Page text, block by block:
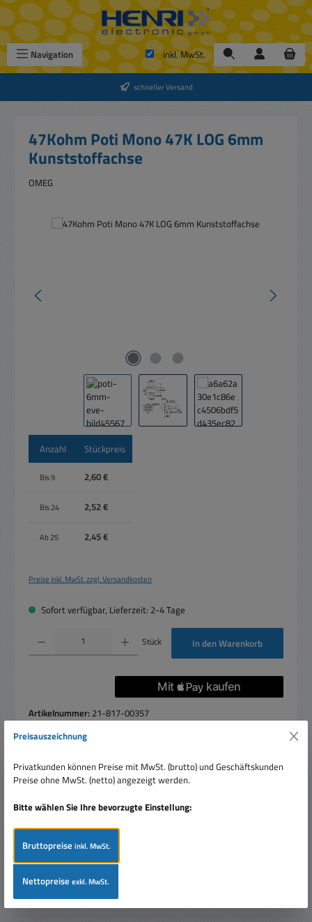
Zum Hauptinhalt springen
Navigation inkl. MwSt.
schneller Versand
47Kohm Poti Mono 47K LOG 6mm
Kunststoffachse
OMEG
Bildergalerie überspringen
Anzahl Stückpreis
Bis9 2,60 €
Bis24 2,52 €
Ab 25 2,45 €
Preise inkl. MwSt. zzgl. Versandkosten
Sofort verfügbar, Lieferzeit: 2-4 Tage
Produkt Anzahl: Gib den gewünschten Wert ein oder benutze die Schaltflächen um
Stück In den Warenkorb
Artikelnummer: 21-817-00357
Beschreibung
Potentiometer 6mm Kunststoffachse Leistung 0,2W
(logarithmisch)…Mehr
Bewertungen
Preisauszeichnung
Privatkunden können Preise mit MwSt. (brutto) und Geschäftskunden
Preise ohne MwSt. (netto) angezeigt werden.
Bitte wählen Sie Ihre bevorzugte Einstellung:
Bruttopreiseinkl. MwSt.
Nettopreiseexkl. MwSt.